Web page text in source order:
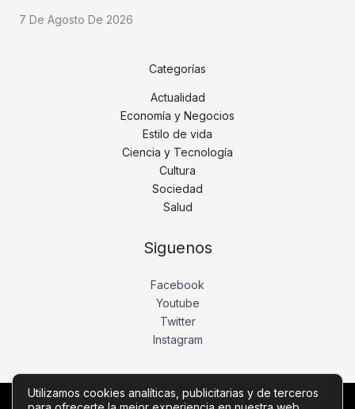
7 De Agosto De 2026
Categorías
Actualidad
Economía y Negocios
Estilo de vida
Ciencia y Tecnología
Cultura
Sociedad
Salud
Siguenos
Facebook
Youtube
Twitter
Instagram
Utilizamos cookies analíticas, publicitarias y de terceros